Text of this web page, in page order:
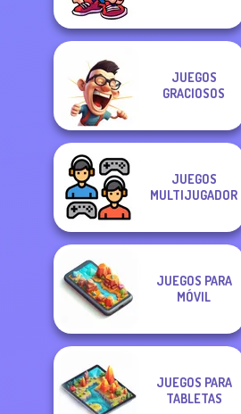
JUEGOS
GRACIOSOS
JUEGOS
MULTIJUGADOR
JUEGOS PARA
MÓVIL
JUEGOS PARA
TABLETAS